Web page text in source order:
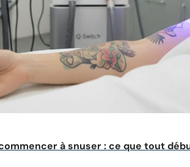
à snuser : ce que tout